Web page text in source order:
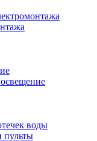
воды
пульты